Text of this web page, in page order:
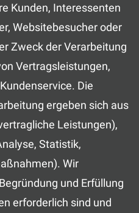
Kunden, Interessenten
Websitebesucher oder
Zweck der Verarbeitung
Vertragsleistungen,
Die
ergeben sich aus
Leistungen),
Statistik,
Wir
und Erfüllung
erforderlich sind und